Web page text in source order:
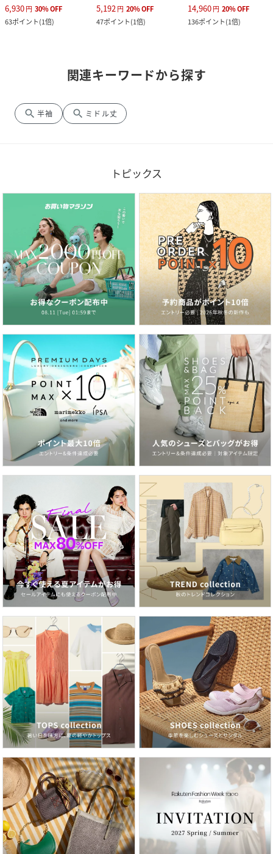
6,930円 30%OFF
63ポイント(1倍)
5,192 円 20%OFF
47ポイント(1倍)
14,960円 20%OFF
136ポイント(1倍)
関連キーワードから探す
search 半袖 search ミドル丈
トピックス